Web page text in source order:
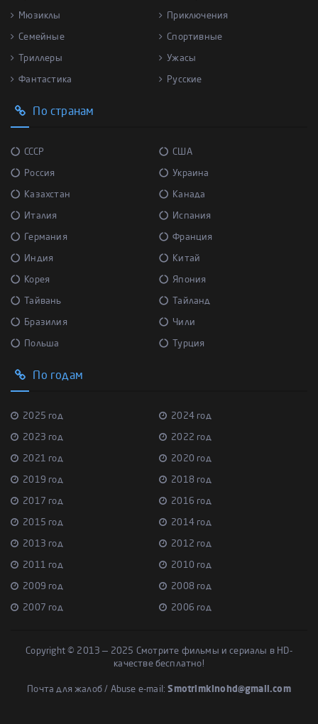
Мюзиклы Приключения
Семейные Спортивные
Триллеры Ужасы
Фантастика Русские
По странам
СССР США
Россия Украина
Казахстан Канада
Италия Испания
Германия Франция
Индия Китай
Корея Япония
Тайвань Тайланд
Бразилия Чили
Польша Турция
По годам
2025 год 2024 год
2023 год 2022 год
2021 год 2020 год
2019 год 2018 год
2017 год 2016 год
2015 год 2014 год
2013 год 2012 год
2011 год 2010 год
2009 год 2008 год
2007 год 2006 год
Copyright © 2013 — 2025 Смотрите фильмы и сериалы в HD-
качестве бесплатно!
Почта для жалоб / Abuse e-mail:Smotrimkinohd@gmail.com